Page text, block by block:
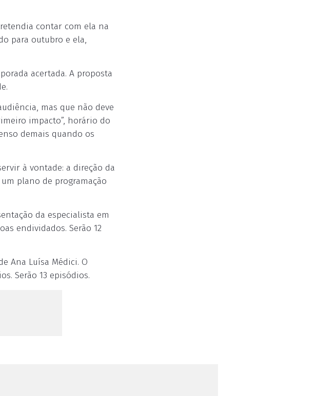
contar com ela na
para outubro e ela,
acertada. A proposta
mas que não deve
impacto”, horário do
demais quando os
à vontade: a direção da
plano de programação
da especialista em
endividados. Serão 12
Ana Luísa Médici. O
Serão 13 episódios.